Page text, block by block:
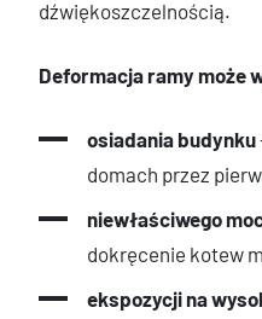
dźwiękoszczelnością.
Deformacja ramy może
osiadania budynku
domach przez
niewłaściwego
dokręcenie kotew
ekspozycji na